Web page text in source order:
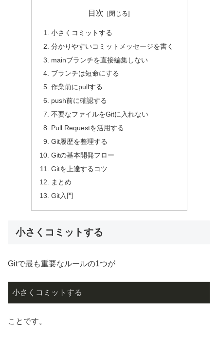
目次
小さくコミットする
分かりやすいコミットメッセージを書く
mainブランチを直接編集しない
ブランチは短命にする
作業前にpullする
push前に確認する
不要なファイルをGitに入れない
Pull Requestを活用する
Git履歴を整理する
Gitの基本開発フロー
Gitを上達するコツ
まとめ
Git入門
小さくコミットする
Gitで最も重要なルールの1つが
小さくコミットする
ことです。